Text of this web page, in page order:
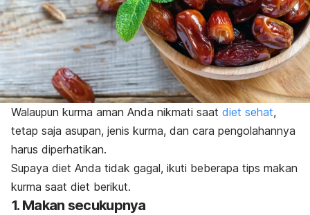
Walaupun kurma aman Anda nikmati saat diet sehat,
tetap saja asupan, jenis kurma, dan cara pengolahannya
harus diperhatikan.
Supaya diet Anda tidak gagal, ikuti beberapa tips makan
kurma saat diet berikut.
1. Makan secukupnya